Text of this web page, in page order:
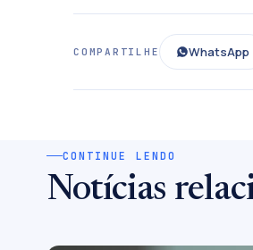
COMPARTILHE WhatsApp
CONTINUE LENDO
Notícias